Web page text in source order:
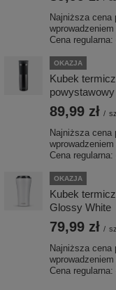
Najniższa cena
Cena regularna:
OKAZJA
Kubek
powystawowy
89,99 zł /
Najniższa cena
Cena regularna:
OKAZJA
Kubek
Glossy White
79,99 zł /
Najniższa cena
Cena regularna: